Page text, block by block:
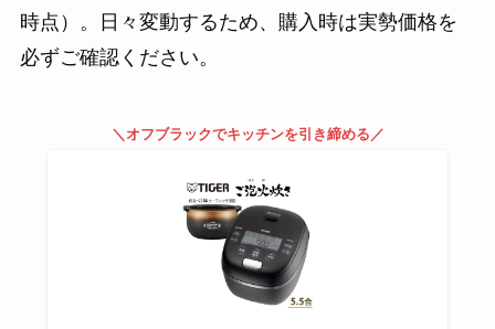
時点）。日々変動するため、購入時は実勢価格を
必ずご確認ください。
＼オフブラックでキッチンを引き締める／